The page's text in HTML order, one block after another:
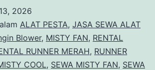
2026
ALAT PESTA, JASA SEWA ALAT
Blower, MISTY FAN, RENTAL
RUNNER MERAH, RUNNER
COOL, SEWA MISTY FAN, SEWA